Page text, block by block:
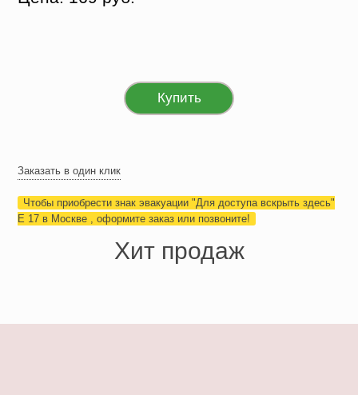
Купить
Заказать в один клик
Чтобы приобрести знак эвакуации "Для доступа вскрыть здесь"
Е 17 в Москве , оформите заказ или позвоните!
Хит продаж